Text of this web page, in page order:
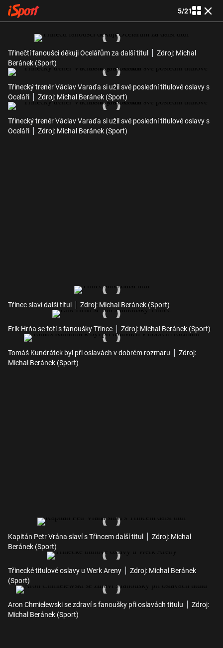
5/21
Třinečtí fanoušci děkuji Ocelářům za další titul
Zdroj: Michal
Beránek (Sport)
Třinecký trenér Václav Varaďa si užil své poslední titulové oslavy s
Oceláři
Zdroj: Michal Beránek (Sport)
Třinecký trenér Václav Varaďa si užil své poslední titulové oslavy s
Oceláři
Zdroj: Michal Beránek (Sport)
Třinec slaví další titul Zdroj: Michal Beránek (Sport)
Erik Hrňa se fotí s fanoušky Třince Zdroj: Michal Beránek (Sport)
Tomáš Kundrátek byl při oslavách v dobrém rozmaru
Zdroj:
Michal Beránek (Sport)
Kapitán Petr Vrána slaví s Třincem další titul
Zdroj: Michal
Beránek (Sport)
Třinecké titulové oslavy u Werk Areny
Zdroj: Michal Beránek
(Sport)
Aron Chmielewski se zdraví s fanoušky při oslavách titulu
Zdroj:
Michal Beránek (Sport)